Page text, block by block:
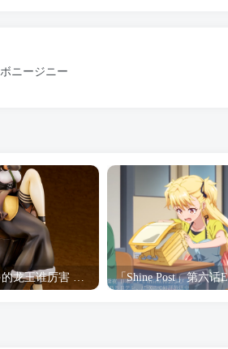
ニージニー
overlord卢贝多的龙王谁厉害 「Overlord」露普斯蕾琪娜·贝塔手办开订